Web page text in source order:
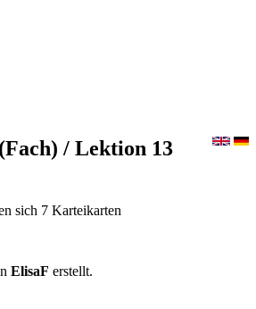
(Fach) / Lektion 13
sich 7 Karteikarten
ElisaF erstellt.